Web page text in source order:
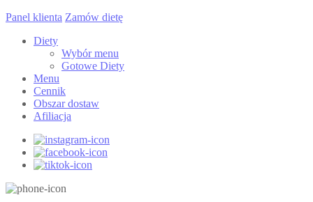
Panel klienta Zamów dietę
Diety
Wybór menu
Gotowe Diety
Menu
Cennik
Obszar dostaw
Afiliacja